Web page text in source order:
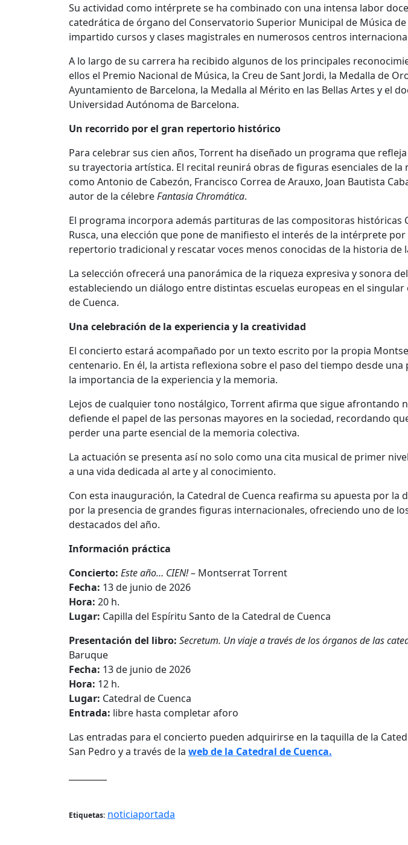
Su actividad como intérprete se ha combinado con una intensa labor
catedrática de órgano del Conservatorio Superior Municipal de Música de
impartido cursos y clases magistrales en numerosos centros
A lo largo de su carrera ha recibido algunos de los principales
ellos el Premio Nacional de Música, la Creu de Sant Jordi, la Medalla de
Ayuntamiento de Barcelona, la Medalla al Mérito en las Bellas Artes y el
Universidad Autónoma de Barcelona.
Un recorrido por el gran repertorio histórico
Para celebrar sus cien años, Torrent ha diseñado un programa que
su trayectoria artística. El recital reunirá obras de figuras esenciales de la
como Antonio de Cabezón, Francisco Correa de Arauxo, Joan Bautista
autor de la célebreFantasia Chromática.
El programa incorpora además partituras de las compositoras históricas
Rusca, una elección que pone de manifiesto el interés de la intérprete
repertorio tradicional y rescatar voces menos conocidas de la historia de
La selección ofrecerá una panorámica de la riqueza expresiva y sonora
estableciendo un diálogo entre distintas escuelas europeas en el
de Cuenca.
Una celebración de la experiencia y la creatividad
El concierto estará acompañado por un texto escrito por la propia
centenario. En él, la artista reflexiona sobre el paso del tiempo desde
la importancia de la experiencia y la memoria.
Lejos de cualquier tono nostálgico, Torrent afirma que sigue afrontando
defiende el papel de las personas mayores en la sociedad, recordando
perder una parte esencial de la memoria colectiva.
La actuación se presenta así no solo como una cita musical de primer
a una vida dedicada al arte y al conocimiento.
Con esta inauguración, la Catedral de Cuenca reafirma su apuesta por
por la presencia de grandes figuras internacionales, ofreciendo uno de
destacados del año.
Información práctica
Concierto: Este año… CIEN!– Montserrat Torrent
Fecha: 13 de junio de 2026
Hora: 20 h.
Lugar: Capilla del Espíritu Santo de la Catedral de Cuenca
Presentación del libro: Secretum. Un viaje a través de los órganos de las
Baruque
Fecha: 13 de junio de 2026
Hora: 12 h.
Lugar: Catedral de Cuenca
Entrada: libre hasta completar aforo
Las entradas para el concierto pueden adquirirse en la taquilla de la
San Pedro y a través de la web de la Catedral de Cuenca.
Etiquetas: noticiaportada